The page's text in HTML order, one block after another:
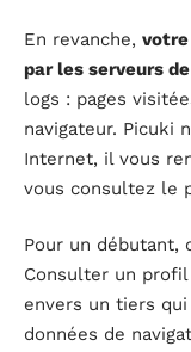
En revanche, votre
par les serveurs
logs : pages
navigateur. Picuki
Internet, il vous
vous consultez le
Pour un débutant,
Consulter un profil
envers un tiers
données de